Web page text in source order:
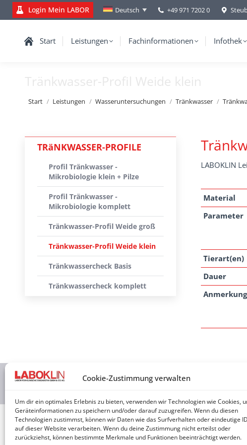
Cookie-Zustimmung verwalten
Um dir ein optimales Erlebnis zu bieten, verwenden wir Technologien wie Cookies,
Geräteinformationen zu speichern und/oder darauf zuzugreifen. Wenn du diesen
Technologien zustimmst, können wir Daten wie das Surfverhalten oder eindeutige
auf dieser Website verarbeiten. Wenn du deine Zustimmung nicht erteilst oder
zurückziehst, können bestimmte Merkmale und Funktionen beeinträchtigt werden.
Login Mein LABOR Deutsch +49 971 7202 0
Start Leistungen Fachinformationen Infothek
Tränkwasser-Profil Weide klein
Sie befinden sich hier:
Start Leistungen Wasseruntersuchungen Tränkwasser
LABOKLIN
Material
Parameter
Tierart(en)
Dauer
Anmerkung
TRäNKWASSER-PROFILE
Profil Tränkwasser -
Mikrobiologie klein + Pilze
Profil Tränkwasser -
Mikrobiologie komplett
Tränkwasser-Profil Weide groß
Tränkwasser-Profil Weide klein
Tränkwassercheck Basis
Tränkwassercheck komplett
2026 ©